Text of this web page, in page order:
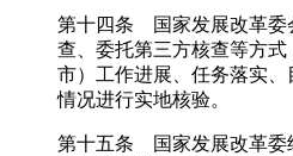
第十四条 国家发展改革委
查、委托第三方核查等方
市）工作进展、任务落实
情况进行实地核验。
第十五条 国家发展改革委